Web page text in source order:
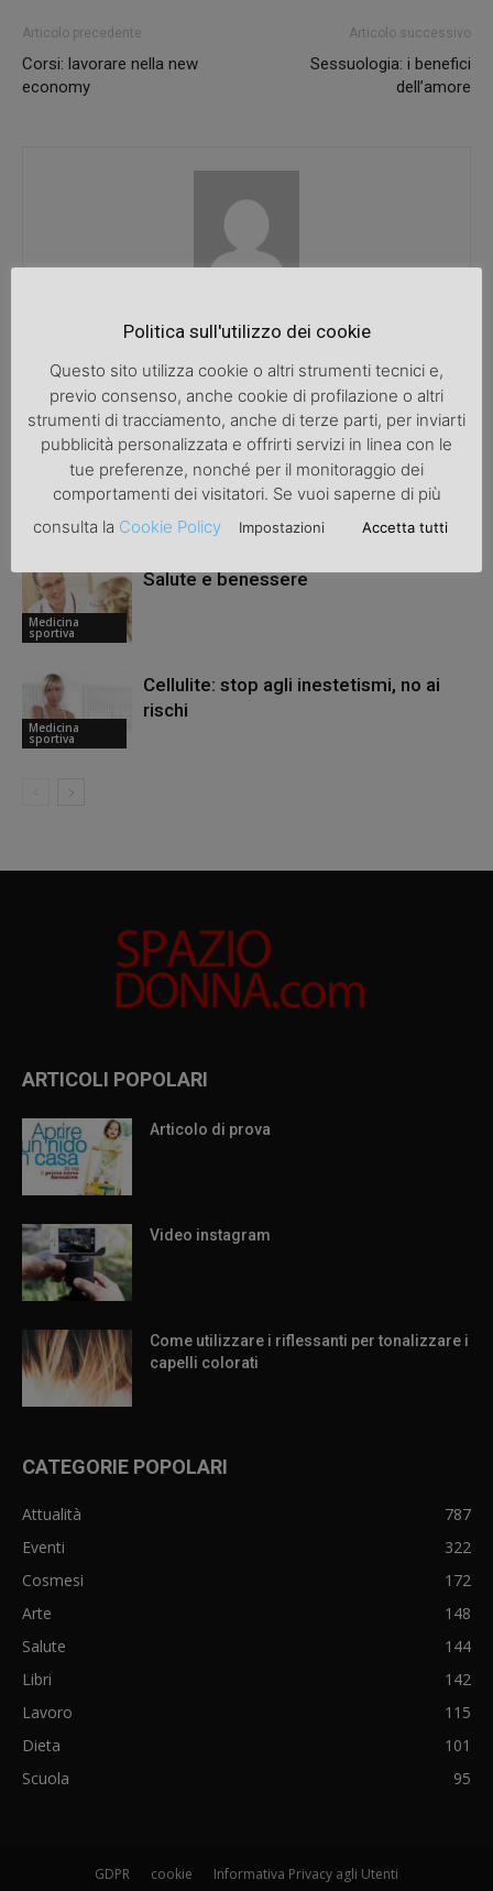
Articolo precedente
Corsi: lavorare nella new
economy
Articolo successivo
Sessuologia: i benefici
dell’amore
ARTICOLI CORRELATI ALTRO DALL'AUTORE
sportiva
Medicina sportiva
Medicina
sportiva
Salute e benessere
Medicina
sportiva
Cellulite: stop agli inestetismi, no ai
rischi
ARTICOLI POPOLARI
Articolo di prova
Video instagram
Come utilizzare i riflessanti per tonalizzare i
capelli colorati
CATEGORIE POPOLARI
Attualità
787
Eventi
322
Cosmesi
172
Arte
148
Salute
144
Libri
142
Lavoro
115
Dieta
101
Scuola
95
GDPR cookie Informativa Privacy agli Utenti
Politica sull'utilizzo dei cookie
Questo sito utilizza cookie o altri strumenti tecnici e,
previo consenso, anche cookie di profilazione o altri
strumenti di tracciamento, anche di terze parti, per inviarti
pubblicità personalizzata e offrirti servizi in linea con le
tue preferenze, nonché per il monitoraggio dei
comportamenti dei visitatori. Se vuoi saperne di più
consulta la Cookie Policy Impostazioni Accetta tutti